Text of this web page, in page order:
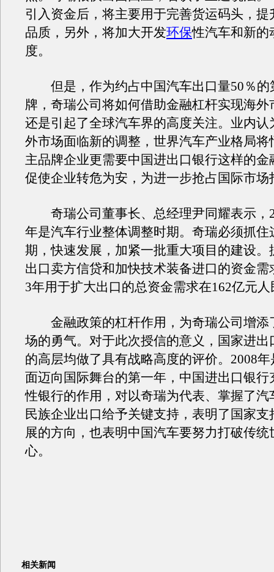
引入资金后，将主要用于完善货运码头，提
品质，另外，将加大开发环保性汽车和新的
度。
但是，作为约占中国汽车出口量50％的
牌，奇瑞公司将如何借助金融杠杆实现海外
还是引起了全球汽车界的高度关注。业内认
外市场面临新的调整，世界汽车产业格局将
主品牌企业更需要中国进出口银行这样的金
促使企业转危为安，为进一步抢占国际市场
奇瑞公司董事长、总经理尹同耀表示，
年是汽车行业整体调整时期。奇瑞必须抓住
期，快速发展，加紧一批重大项目的建设。
出口卖方信贷和加快技术装备进口的资金需
3年用于扩大出口的总资金需求在162亿元
金融政策的杠杆作用，为奇瑞公司增添
场的勇气。对于此次授信的意义，国家进出
的高层均做了具有战略高度的评价。2008
面迈向国际舞台的第一年，中国进出口银行
性银行的作用，对以奇瑞为代表、掌握了汽
民族企业出口给予关键支持，表明了国家支
展的方向，也表明中国汽车要努力打破传统
心。
相关新闻